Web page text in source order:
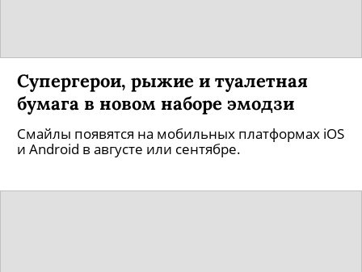
Супергерои, рыжие и туалетная
бумага в новом наборе эмодзи
Смайлы появятся на мобильных платформах iOS
и Android в августе или сентябре.